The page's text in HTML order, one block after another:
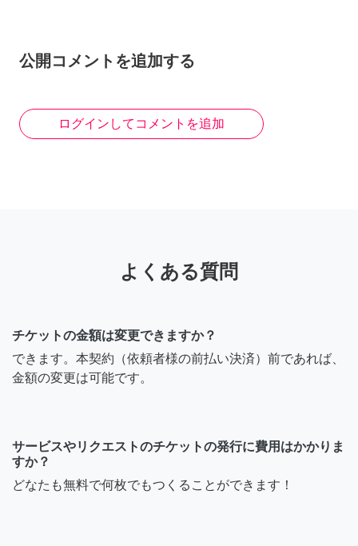
公開コメントを追加する
ログインしてコメントを追加
よくある質問
チケットの金額は変更できますか？
できます。本契約（依頼者様の前払い決済）前であれば、
金額の変更は可能です。
サービスやリクエストのチケットの発行に費用はかかりま
すか？
どなたも無料で何枚でもつくることができます！